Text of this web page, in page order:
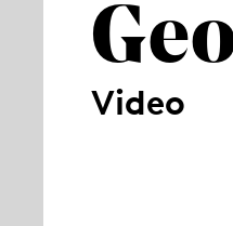
Video